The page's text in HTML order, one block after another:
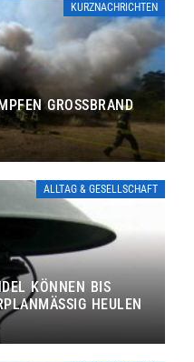
KURZNACHRICHTEN
GROSSBRAND B
ALLTAG & GESELLSCHAFT
KÖNNEN BIS
HEULEN